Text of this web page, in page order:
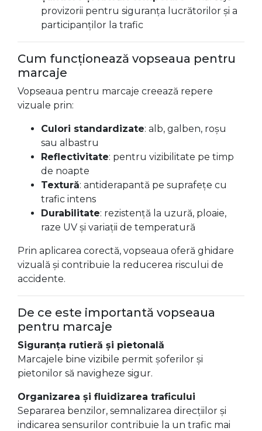
provizorii pentru siguranța lucrătorilor și a
participanților la trafic
Cum funcționează vopseaua pentru
marcaje
Vopseaua pentru marcaje creează repere
vizuale prin:
Culori standardizate: alb, galben, roșu
sau albastru
Reflectivitate: pentru vizibilitate pe timp
de noapte
Textură: antiderapantă pe suprafețe cu
trafic intens
Durabilitate: rezistență la uzură, ploaie,
raze UV și variații de temperatură
Prin aplicarea corectă, vopseaua oferă ghidare
vizuală și contribuie la reducerea riscului de
accidente.
De ce este importantă vopseaua
pentru marcaje
Siguranța rutieră și pietonală
Marcajele bine vizibile permit șoferilor și
pietonilor să navigheze sigur.
Organizarea și fluidizarea traficului
Separarea benzilor, semnalizarea direcțiilor și
indicarea sensurilor contribuie la un trafic mai